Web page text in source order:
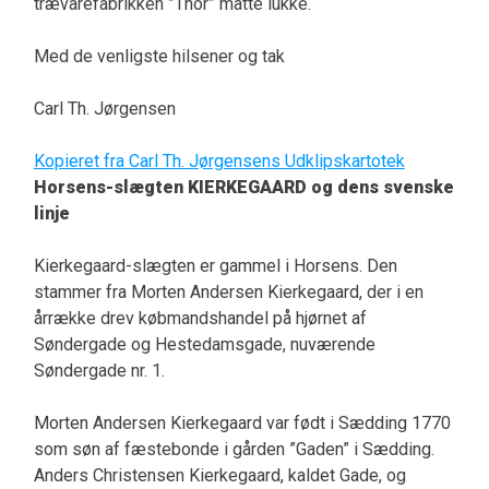
Med de venligste hilsener og tak
Carl Th. Jørgensen
Kopieret fra Carl Th. Jørgensens Udklipskartotek
Horsens-slægten KIERKEGAARD og dens svenske
linje
Kierkegaard-slægten er gammel i Horsens. Den
stammer fra Morten Andersen Kierkegaard, der i en
årrække drev købmandshandel på hjørnet af
Søndergade og Hestedamsgade, nuværende
Søndergade nr. 1.
Morten Andersen Kierkegaard var født i Sædding 1770
som søn af fæstebonde i gården ”Gaden” i Sædding.
Anders Christensen Kierkegaard, kaldet Gade, og